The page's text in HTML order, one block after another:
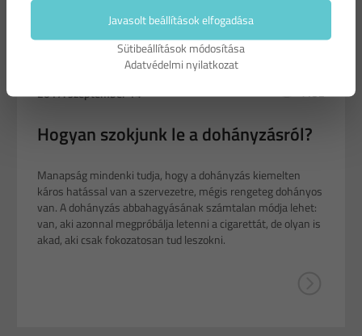
2017. szeptember 14 4152
Hogyan szokjunk le a dohányzásról?
Manapság mindenki tudja, hogy a dohányzás kiemelten
káros hatással van a szervezetre, mégis rengeteg dohányos
van. A dohányzás abbahagyásának számtalan módja lehet:
van, aki azonnal megpróbálja letenni a cigarettát, de olyan is
akad, aki csak fokozatosan tud leszokni.
Javasolt beállítások elfogadása
Sütibeállítások módosítása
Adatvédelmi nyilatkozat